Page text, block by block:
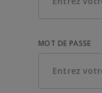
MOT DE PASSE